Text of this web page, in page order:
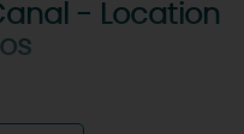
- Location